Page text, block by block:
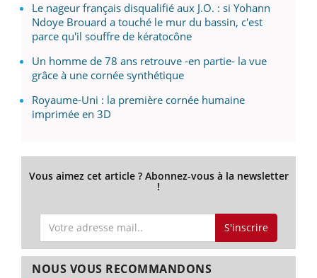
Le nageur français disqualifié aux J.O. : si Yohann
Ndoye Brouard a touché le mur du bassin, c'est
parce qu'il souffre de kératocône
Un homme de 78 ans retrouve -en partie- la vue
grâce à une cornée synthétique
Royaume-Uni : la première cornée humaine
imprimée en 3D
Vous aimez cet article ? Abonnez-vous à la newsletter
!
S'inscrire
NOUS VOUS RECOMMANDONS